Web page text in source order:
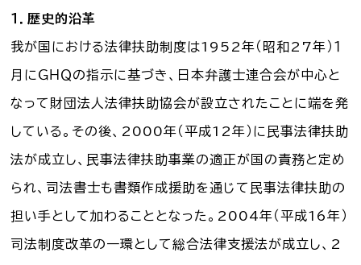
１．歴史的沿革
我が国における法律扶助制度は1952年（昭和27年）１
月にＧＨＱの指示に基づき、日本弁護士連合会が中心と
なって財団法人法律扶助協会が設立されたことに端を発
している。その後、2000年（平成12年）に民事法律扶助
法が成立し、民事法律扶助事業の適正が国の責務と定め
られ、司法書士も書類作成援助を通じて民事法律扶助の
担い手として加わることとなった。2004年（平成16年）
司法制度改革の一環として総合法律支援法が成立し、2